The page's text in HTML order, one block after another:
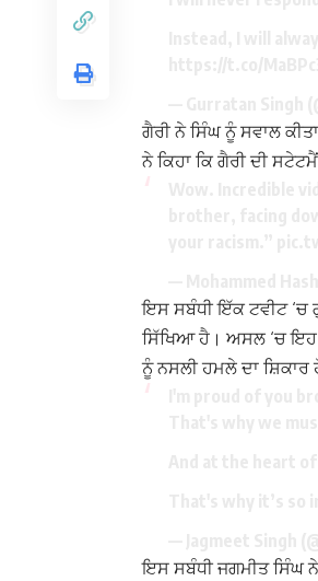
ਗੈਰੀ ਨੇ ਸਿੰਘ ਨੂੰ ਸਵਾਲ
ਨੇ ਕਿਹਾ ਕਿ ਗੈਰੀ ਦੀ
ਇਸ ਸਬੰਧੀ ਇੱਕ ਟਵੀਟ ‘ਚ
ਸਿੱਖਿਆ ਹੈ। ਅਸਲ ‘ਚ ਇਹ
ਨੂੰ ਨਸਲੀ ਹਮਲੇ ਦਾ ਸ਼ਿਕਾਰ
ਇਸ ਸਬੰਧੀ ਜਗਮੀਤ ਸਿੰਘ ਨੇ